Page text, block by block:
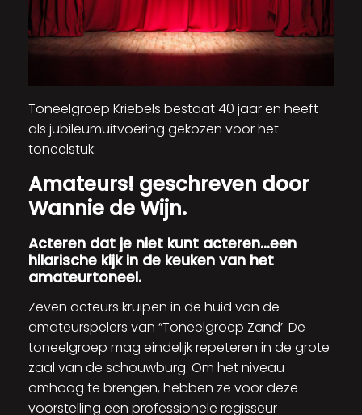
Toneelgroep Kriebels bestaat 40 jaar en heeft
als jubileumuitvoering gekozen voor het
toneelstuk:
Amateurs! geschreven door
Wannie de Wijn.
Acteren dat je niet kunt acteren…een
hilarische kijk in de keuken van het
amateurtoneel.
Zeven acteurs kruipen in de huid van de
amateurspelers van “Toneelgroep Zand’. De
toneelgroep mag eindelijk repeteren in de grote
zaal van de schouwburg. Om het niveau
omhoog te brengen, hebben ze voor deze
voorstelling een professionele regisseur